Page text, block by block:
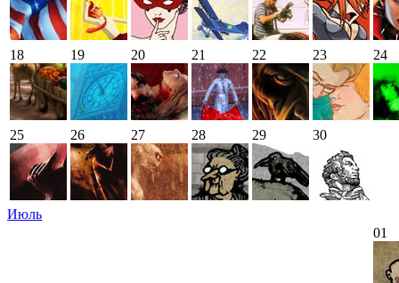
18 19 20 21 22 23 24
25 26 27 28 29 30
Июль
01